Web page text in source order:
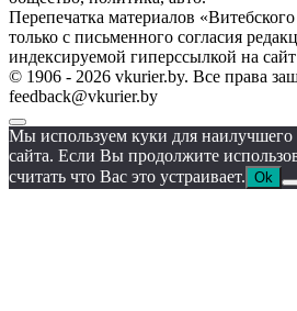
Перепечатка материалов
только с письменного согласия
индексируемой гиперссылкой на
© 1906 - 2026 vkurier.by. Все права
feedback@vkurier.by
Мы используем куки для наилучшего
сайта. Если Вы продолжите
считать что Вас это устраивает. Ok